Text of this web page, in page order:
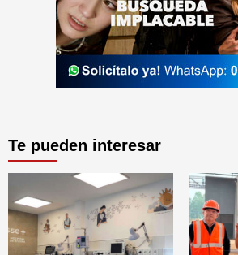
Te pueden interesar